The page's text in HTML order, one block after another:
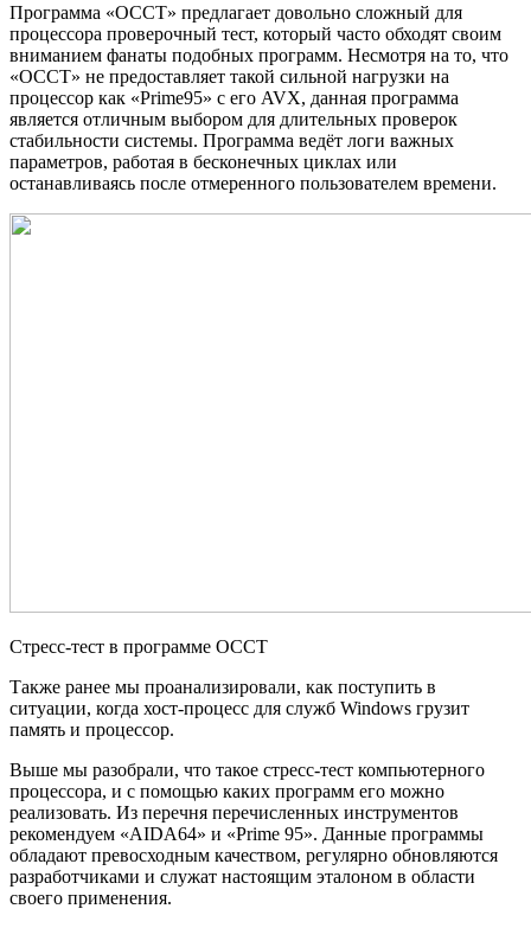
Программа «OCCT» предлагает довольно сложный для
процессора проверочный тест, который часто обходят своим
вниманием фанаты подобных программ. Несмотря на то, что
«OCCT» не предоставляет такой сильной нагрузки на
процессор как «Prime95» с его AVX, данная программа
является отличным выбором для длительных проверок
стабильности системы. Программа ведёт логи важных
параметров, работая в бесконечных циклах или
останавливаясь после отмеренного пользователем времени.
Стресс-тест в программе OCCT
Также ранее мы проанализировали, как поступить в
ситуации, когда хост-процесс для служб Windows грузит
память и процессор.
Выше мы разобрали, что такое стресс-тест компьютерного
процессора, и с помощью каких программ его можно
реализовать. Из перечня перечисленных инструментов
рекомендуем «AIDA64» и «Prime 95». Данные программы
обладают превосходным качеством, регулярно обновляются
разработчиками и служат настоящим эталоном в области
своего применения.